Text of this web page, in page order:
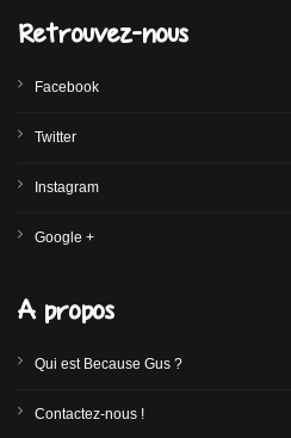
Retrouvez-nous
Facebook
Twitter
Instagram
Google +
A propos
Qui est Because Gus ?
Contactez-nous !